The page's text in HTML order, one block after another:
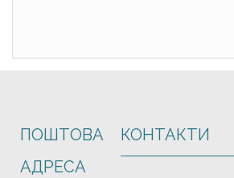
ПОШТОВА
АДРЕСА
КОНТАКТИ